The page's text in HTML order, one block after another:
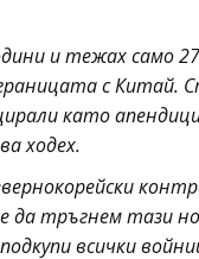
и тежах само
с Китай.
като
ходех.
да тръгнем тази
всички